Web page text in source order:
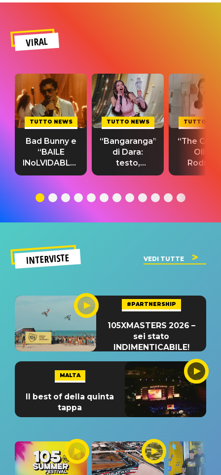
VIRAL
TUTTO NEWS
Bad Bunny e
“BAILE
INoLVIDABLE”:
testo,
significato
TUTTO NEWS
“Bangaranga”
di Dara:
testo,
traduzione e
del singolo
TUTTO
“The
Olivia
testo,
INTERVISTE VEDI TUTTE
#PARTNERSHIP
105XMASTERS 2026 –
sei stato
INDIMENTICABILE!
MALTA
Il best of della quinta
tappa